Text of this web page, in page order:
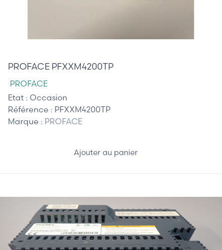
PROFACE PFXXM4200TP
PROFACE
Etat : Occasion
Référence : PFXXM4200TP
Marque : PROFACE
Ajouter au panier